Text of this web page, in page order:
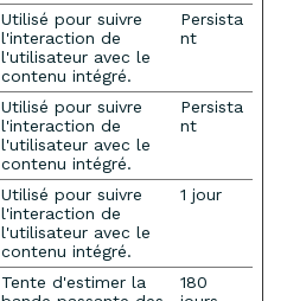
Utilisé pour suivre
l'interaction de
l'utilisateur avec le
contenu intégré.
Persista
nt
Utilisé pour suivre
l'interaction de
l'utilisateur avec le
contenu intégré.
Persista
nt
Utilisé pour suivre
l'interaction de
l'utilisateur avec le
contenu intégré.
1 jour
Tente d'estimer la
180